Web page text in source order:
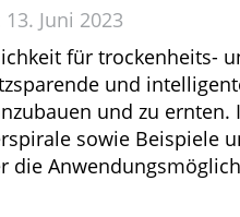
Juni 2023
für trockenheits-
und
und zu ernten.
sowie Beispiele
die